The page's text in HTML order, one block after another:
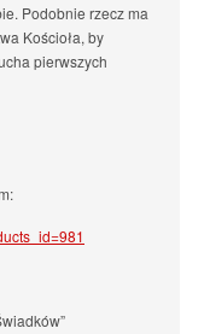
Podobnie rzecz ma
Kościoła, by
pierwszych